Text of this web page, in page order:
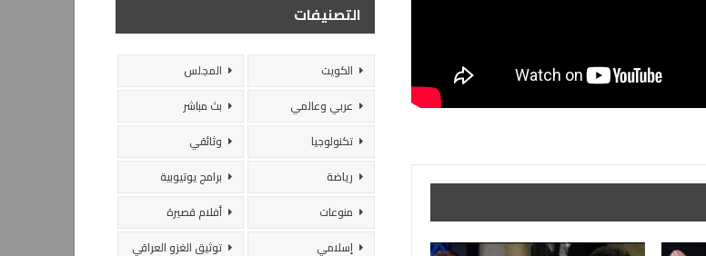
التصنيفات
الكويت
المجلس
عربي وعالمي
بث مباشر
تكنولوجيا
وثائقي
رياضة
برامج يوتيوبية
منوعات
أفلام قصيرة
إسلامي
توثيق الغزو العراقي